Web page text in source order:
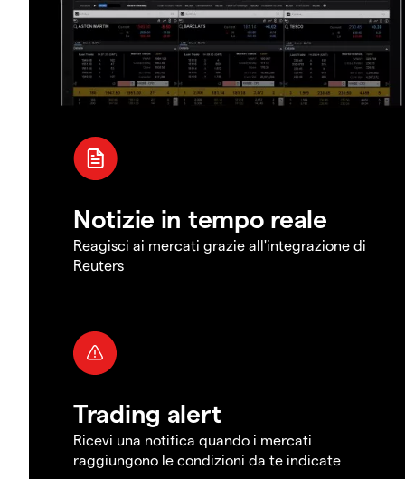
Notizie in tempo reale
Reagisci ai mercati grazie all'integrazione di
Reuters
Trading alert
Ricevi una notifica quando i mercati
raggiungono le condizioni da te indicate